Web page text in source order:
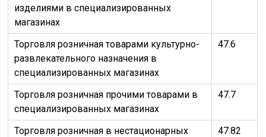
изделиями в специализированных
магазинах
Торговля розничная товарами культурно-
развлекательного назначения в
специализированных магазинах
47.6
Торговля розничная прочими товарами в
специализированных магазинах
47.7
Торговля розничная в нестационарных
47.82